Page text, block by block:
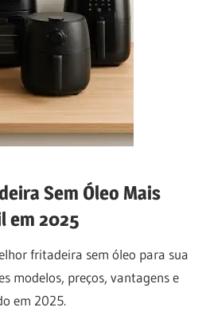
Sem Óleo Mais
em 2025
fritadeira sem óleo para sua
modelos, preços, vantagens e
em 2025.